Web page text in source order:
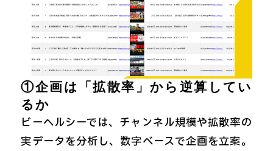
①企画は「拡散率」から逆算してい
るか
ビーヘルシーでは、チャンネル規模や拡散率の
実データを分析し、数字ベースで企画を立案。